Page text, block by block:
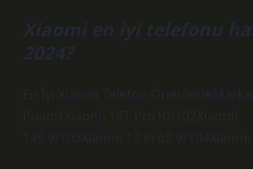
Xiaomi en iyi telefonu
2024?
En İyi Xiaomi Telefon
Puanı1Xiaomi 14T Pro10/102Xiaomi
149.9/103Xiaomi 13 Pro9.9/104Xiaomi